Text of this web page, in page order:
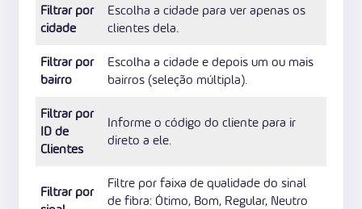
Filtrar por
cidade
Escolha a cidade para ver apenas os
clientes dela.
Filtrar por
bairro
Escolha a cidade e depois um ou mais
bairros (seleção múltipla).
Filtrar por
ID de
Clientes
Informe o código do cliente para ir
direto a ele.
Filtrar por
Filtre por faixa de qualidade do sinal
de fibra: Ótimo, Bom, Regular, Neutro